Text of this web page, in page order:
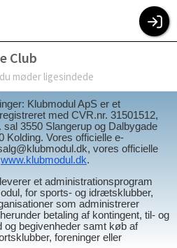
Club
møder ligesindede
for brug
rolle
Klubmodul ApS er et
med CVR.nr. 31501512,
sal 3550 Slangerup og Dalbygade
Kolding. Vores officielle e-
vores officielle
www.klubmodul.dk.
et administrationsprogram
for sports- og idrætsklubber,
som administrerer
betaling af kontingent, til- og
og begivenheder samt køb af
foreninger eller